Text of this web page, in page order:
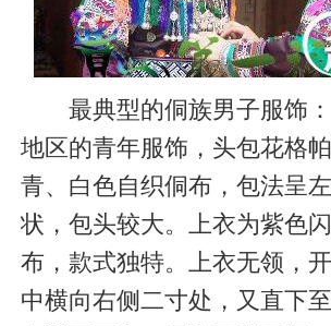
最典型的侗族男子服饰
地区的青年服饰，头包花格帕
青、白色自织侗布，包法呈
状，包头较大。上衣为紫色
布，款式独特。上衣无领，
中横向右侧二寸处，又直下